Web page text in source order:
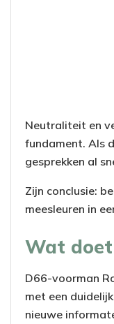
Neutraliteit en
fundament. Als
gesprekken al
Zijn conclusie:
meesleuren in
Wat
D66-voorman
met een
nieuwe